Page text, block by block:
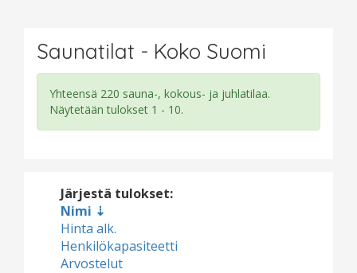
Saunatilat - Koko Suomi
Yhteensä 220 sauna-, kokous- ja juhlatilaa.
Näytetään tulokset 1 - 10.
Järjestä tulokset:
Nimi
Hinta alk.
Henkilökapasiteetti
Arvostelut